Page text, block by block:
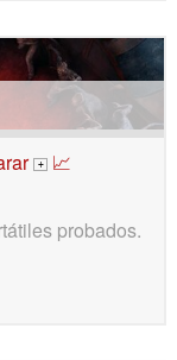
+ 📈
probados.